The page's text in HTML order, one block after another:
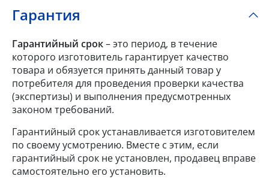
Гарантия
Гарантийный срок– это период, в течение
которого изготовитель гарантирует качество
товара и обязуется принять данный товар у
потребителя для проведения проверки качества
(экспертизы) и выполнения предусмотренных
законом требований.
Гарантийный срок устанавливается изготовителем
по своему усмотрению. Вместе с этим, если
гарантийный срок не установлен, продавец вправе
самостоятельно его установить.